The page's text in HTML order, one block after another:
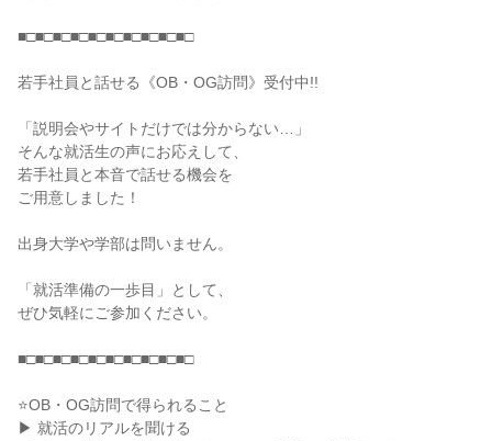
■□■□■□■□■□■□■□■□■□■□
若手社員と話せる《OB・OG訪問》受付中!!
「説明会やサイトだけでは分からない…」
そんな就活生の声にお応えして、
若手社員と本音で話せる機会を
ご用意しました！
出身大学や学部は問いません。
「就活準備の一歩目」として、
ぜひ気軽にご参加ください。
■□■□■□■□■□■□■□■□■□■□
⭐OB・OG訪問で得られること
▶ 就活のリアルを聞ける